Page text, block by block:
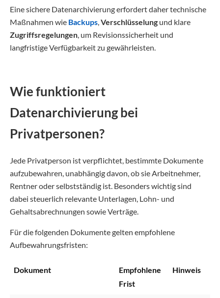
Eine sichere Datenarchivierung erfordert daher technische
Maßnahmen wie Backups,Verschlüsselung und klare
Zugriffsregelungen, um Revisionssicherheit und
langfristige Verfügbarkeit zu gewährleisten.
Wie funktioniert
Datenarchivierung bei
Privatpersonen?
Jede Privatperson ist verpflichtet, bestimmte Dokumente
aufzubewahren, unabhängig davon, ob sie Arbeitnehmer,
Rentner oder selbstständig ist. Besonders wichtig sind
dabei steuerlich relevante Unterlagen, Lohn- und
Gehaltsabrechnungen sowie Verträge.
Für die folgenden Dokumente gelten empfohlene
Aufbewahrungsfristen:
Dokument
Empfohlene
Frist
Hinweis